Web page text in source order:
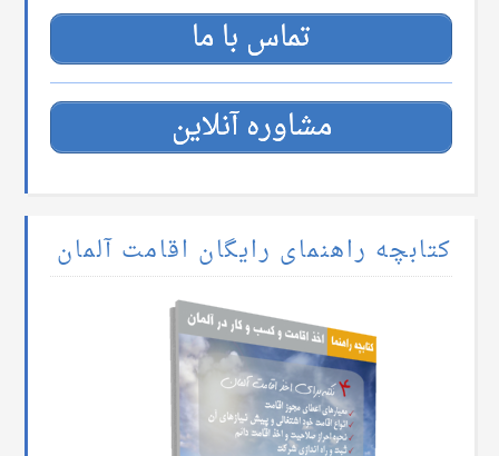
تماس با ما
مشاوره آنلاین
کتابچه راهنمای رایگان اقامت آلمان